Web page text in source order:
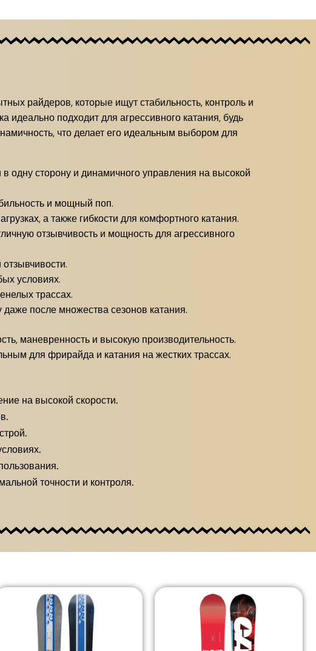
райдеров, которые ищут стабильность, контроль и
подходит для агрессивного катания, будь
что делает его идеальным выбором для
одну сторону и динамичного управления на высокой
и мощный поп.
а также гибкости для комфортного катания.
отзывчивость и мощность для агрессивного
условиях.
трассах.
даже после множества сезонов катания.
маневренность и высокую производительность.
для фрирайда и катания на жестких трассах.
на высокой скорости.
точности и контроля.